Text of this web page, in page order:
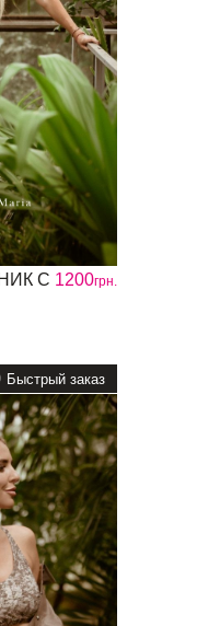
1200грн.
С
Быстрый заказ